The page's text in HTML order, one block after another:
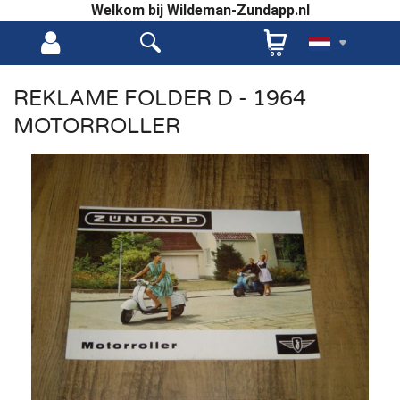
Welkom bij Wildeman-Zundapp.nl
REKLAME FOLDER D - 1964
MOTORROLLER